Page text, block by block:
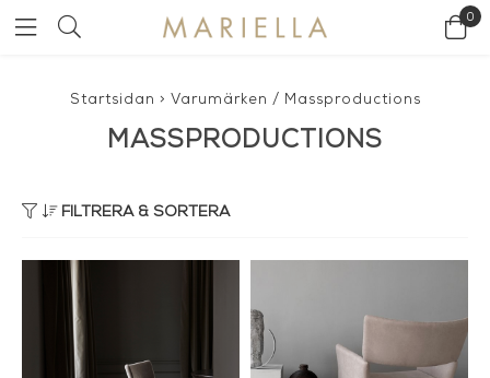
0
Startsidan > Varumärken / Massproductions
MASSPRODUCTIONS
FILTRERA & SORTERA